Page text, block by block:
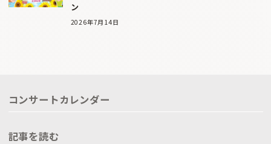
ン
2026年7月14日
コンサートカレンダー
記事を読む